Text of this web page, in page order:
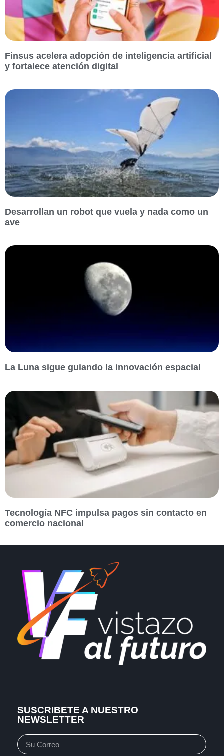
Finsus acelera adopción de inteligencia artificial
y fortalece atención digital
Desarrollan un robot que vuela y nada como un
ave
La Luna sigue guiando la innovación espacial
Tecnología NFC impulsa pagos sin contacto en
comercio nacional
SUSCRIBETE A NUESTRO
NEWSLETTER